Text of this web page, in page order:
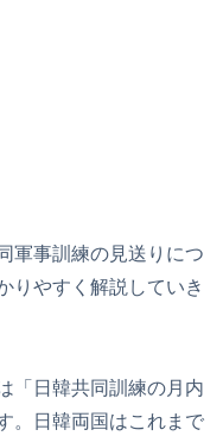
軍事訓練の見送りにつ
りやすく解説していき
「日韓共同訓練の月内
。日韓両国はこれまで